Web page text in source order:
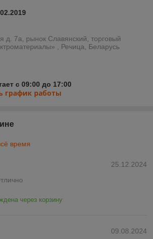
д. 7а, рынок Славянский, торговый
, Речица, Беларусь
с 09:00 до 17:00
график работы
время
25.12.2024
через корзину
09.08.2024